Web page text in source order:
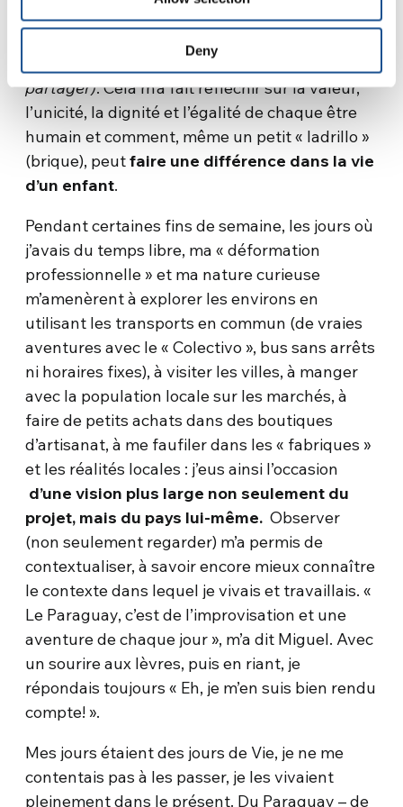
Deny
voyait venir, elle courait à ma rencontre pour
dans nos matins de « compartir »
partager). Cela m’a fait réfléchir sur la valeur,
l’unicité, la dignité et l’égalité de chaque être
humain et comment, même un petit « ladrillo »
(brique), peutfaire une différence dans la vie
d’un enfant.
Pendant certaines fins de semaine, les jours où
j’avais du temps libre, ma « déformation
professionnelle » et ma nature curieuse
m’amenèrent à explorer les environs en
utilisant les transports en commun (de vraies
aventures avec le « Colectivo », bus sans arrêts
ni horaires fixes), à visiter les villes, à manger
avec la population locale sur les marchés, à
faire de petits achats dans des boutiques
d’artisanat, à me faufiler dans les « fabriques »
et les réalités locales : j’eus ainsi l’occasion
d’une vision plus large non seulement du
projet, mais du pays lui-même. Observer
(non seulement regarder) m’a permis de
contextualiser, à savoir encore mieux connaître
le contexte dans lequel je vivais et travaillais. «
Le Paraguay, c’est de l’improvisation et une
aventure de chaque jour », m’a dit Miguel. Avec
un sourire aux lèvres, puis en riant, je
répondais toujours « Eh, je m’en suis bien rendu
compte! ».
Mes jours étaient des jours de Vie, je ne me
contentais pas à les passer, je les vivaient
pleinement dans le présent. Du Paraguay – de